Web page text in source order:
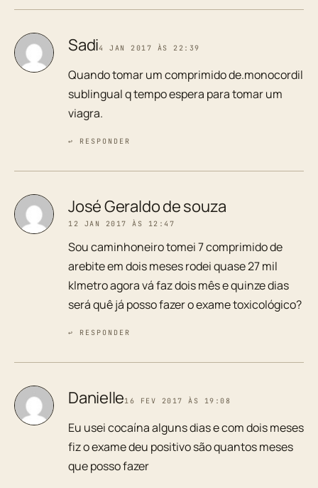
Sadi4 JAN 2017 ÀS 22:39
Quando tomar um comprimido de.monocordil
sublingual q tempo espera para tomar um
viagra.
↩ RESPONDER
José Geraldo de souza
12 JAN 2017 ÀS 12:47
Sou caminhoneiro tomei 7 comprimido de
arebite em dois meses rodei quase 27 mil
klmetro agora vá faz dois mês e quinze dias
será quê já posso fazer o exame toxicológico?
↩ RESPONDER
Danielle16 FEV 2017 ÀS 19:08
Eu usei cocaína alguns dias e com dois meses
fiz o exame deu positivo são quantos meses
que posso fazer